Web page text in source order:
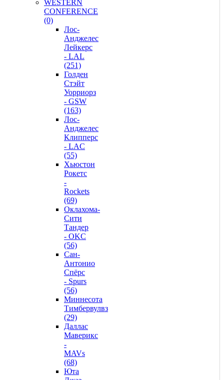
WESTERN
CONFERENCE
(0)
Лос-
Анджелес
Лейкерс
- LAL
(251)
Голден
Стэйт
Уорриорз
- GSW
(163)
Лос-
Анджелес
Клипперс
- LAC
(55)
Хьюстон
Рокетс
-
Rockets
(69)
Оклахома-
Сити
Тандер
- OKC
(56)
Сан-
Антонио
Спёрс
- Spurs
(56)
Миннесота
Тимбервулвз
(29)
Даллас
Маверикс
-
MAVs
(68)
Юта